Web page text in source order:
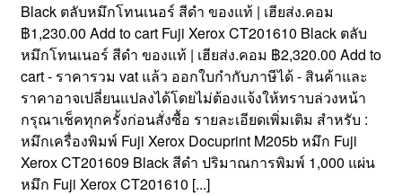
Black ตลับหมึกโทนเนอร์ สีดำ ของแท้ | เฮียส่ง.คอม
฿1,230.00 Add to cart Fuji Xerox CT201610 Black ตลับ
หมึกโทนเนอร์ สีดำ ของแท้ | เฮียส่ง.คอม ฿2,320.00 Add to
cart - ราคารวม vat แล้ว ออกใบกำกับภาษีได้ - สินค้าและ
ราคาอาจเปลี่ยนแปลงได้โดยไม่ต้องแจ้งให้ทราบล่วงหน้า
กรุณาเช็คทุกครั้งก่อนสั่งซื้อ รายละเอียดเพิ่มเติม สำหรับ :
หมึกเครื่องพิมพ์ Fuji Xerox Docuprint M205b หมึก Fuji
Xerox CT201609 Black สีดำ ปริมาณการพิมพ์ 1,000 แผ่น
หมึก Fuji Xerox CT201610 [...]